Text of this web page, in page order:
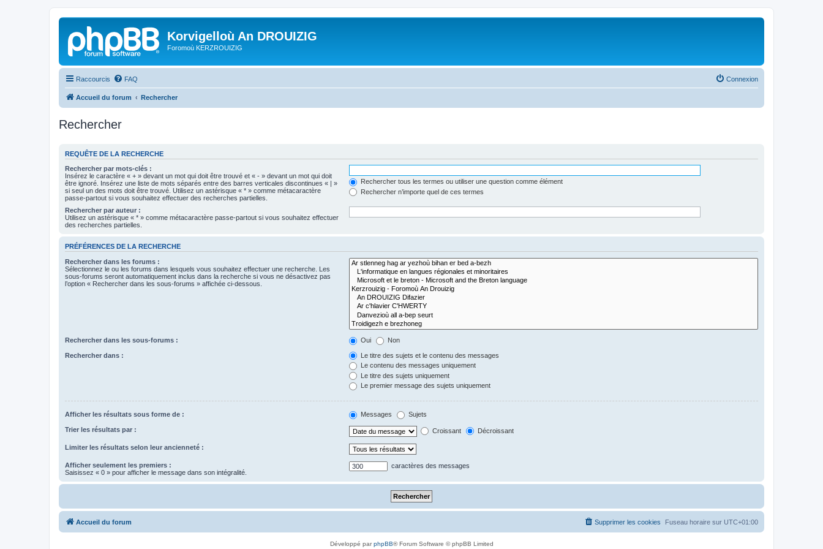
Korvigelloù An DROUIZIG
Foromoù KERZROUIZIG
Raccourcis FAQ Connexion
Accueil du forum Rechercher
Rechercher
REQUÊTE DE LA RECHERCHE
Rechercher par mots-clés :
Insérez le caractère « + » devant un mot qui doit être trouvé et « - » devant un mot qui doit
être ignoré. Insérez une liste de mots séparés entre des barres verticales discontinues « | »
si seul un des mots doit être trouvé. Utilisez un astérisque « * » comme métacaractère
passe-partout si vous souhaitez effectuer des recherches partielles.
Rechercher tous les termes ou utiliser une question comme élément
Rechercher n’importe quel de ces termes
Rechercher par auteur :
Utilisez un astérisque « * » comme métacaractère passe-partout si vous souhaitez effectuer
des recherches partielles.
PRÉFÉRENCES DE LA RECHERCHE
Rechercher dans les forums :
Sélectionnez le ou les forums dans lesquels vous souhaitez effectuer une recherche. Les
sous-forums seront automatiquement inclus dans la recherche si vous ne désactivez pas
l’option « Rechercher dans les sous-forums » affichée ci-dessous.
Rechercher dans les sous-forums : Oui Non
Rechercher dans :
Le titre des sujets et le contenu des messages
Le contenu des messages uniquement
Le titre des sujets uniquement
Le premier message des sujets uniquement
Afficher les résultats sous forme de : Messages Sujets
Trier les résultats par : Croissant Décroissant
Limiter les résultats selon leur ancienneté :
Afficher seulement les premiers :
Saisissez « 0 » pour afficher le message dans son intégralité.
caractères des messages
Accueil du forum Fuseau horaire sur UTC+01:00
Supprimer les cookies
Développé parphpBB® Forum Software © phpBB Limited